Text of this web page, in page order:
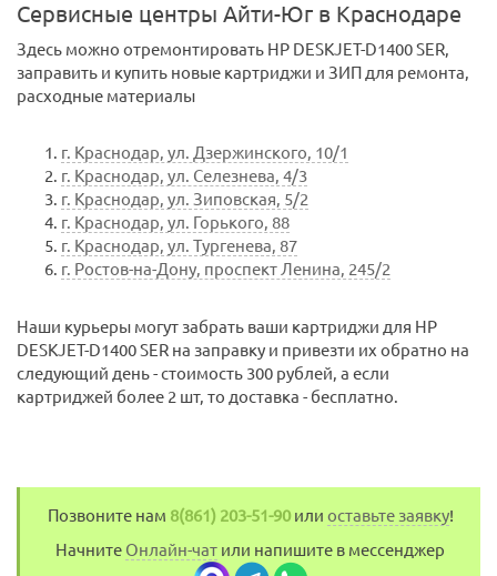
Сервисные центры Айти-Юг в Краснодаре
Здесь можно отремонтировать HP DESKJET-D1400 SER,
заправить и купить новые картриджи и ЗИП для ремонта,
расходные материалы
г. Краснодар, ул. Дзержинского, 10/1
г. Краснодар, ул. Селезнева, 4/3
г. Краснодар, ул. Зиповская, 5/2
г. Краснодар, ул. Горького, 88
г. Краснодар, ул. Тургенева, 87
г. Ростов-на-Дону, проспект Ленина, 245/2
Наши курьеры могут забрать ваши картриджи для HP
DESKJET-D1400 SER на заправку и привезти их обратно на
следующий день - стоимость 300 рублей, а если
картриджей более 2 шт, то доставка - бесплатно.
Позвоните нам 8(861) 203-51-90или оставьте заявку!
Начните Онлайн-чат или напишите в мессенджер